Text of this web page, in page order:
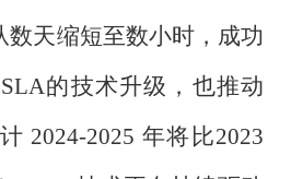
数天缩短至数小时，成功
的技术升级，也推动
2024-2025 年将比2023